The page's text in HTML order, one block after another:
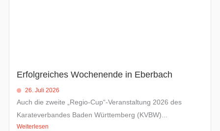
Erfolgreiches Wochenende in Eberbach
26. Juli 2026
Auch die zweite „Regio-Cup“-Veranstaltung 2026 des
Karateverbandes Baden Württemberg (KVBW)...
Weiterlesen